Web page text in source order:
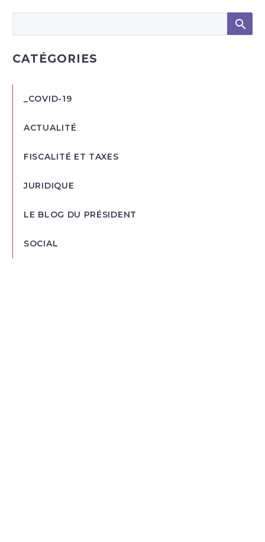
CATÉGORIES
_COVID-19
ACTUALITÉ
FISCALITÉ ET TAXES
JURIDIQUE
LE BLOG DU PRÉSIDENT
SOCIAL